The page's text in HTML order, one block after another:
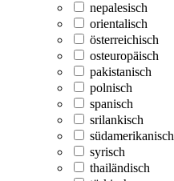
nepalesisch
orientalisch
österreichisch
osteuropäisch
pakistanisch
polnisch
spanisch
srilankisch
südamerikanisch
syrisch
thailändisch